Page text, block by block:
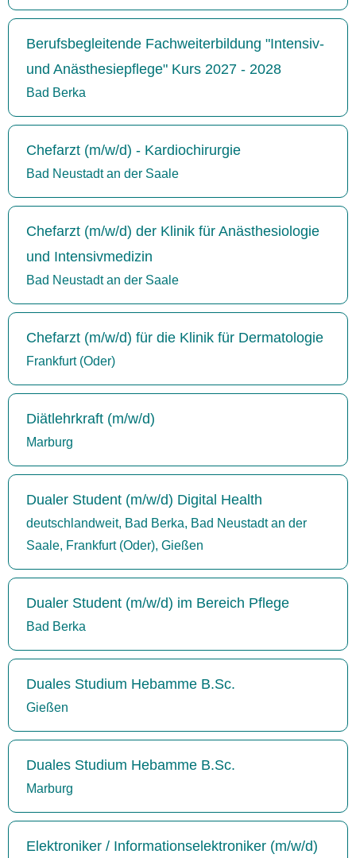
Berufsbegleitende Fachweiterbildung "Intensiv-
und Anästhesiepflege" Kurs 2027 - 2028
Bad Berka
Chefarzt (m/w/d) - Kardiochirurgie
Bad Neustadt an der Saale
Chefarzt (m/w/d) der Klinik für Anästhesiologie
und Intensivmedizin
Bad Neustadt an der Saale
Chefarzt (m/w/d) für die Klinik für Dermatologie
Frankfurt (Oder)
Diätlehrkraft (m/w/d)
Marburg
Dualer Student (m/w/d) Digital Health
deutschlandweit, Bad Berka, Bad Neustadt an der
Saale, Frankfurt (Oder), Gießen
Dualer Student (m/w/d) im Bereich Pflege
Bad Berka
Duales Studium Hebamme B.Sc.
Gießen
Duales Studium Hebamme B.Sc.
Marburg
Elektroniker / Informationselektroniker (m/w/d)